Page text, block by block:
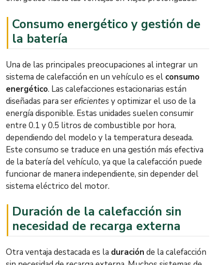
Consumo energético y gestión de
la batería
Una de las principales preocupaciones al integrar un
sistema de calefacción en un vehículo es el consumo
energético. Las calefacciones estacionarias están
diseñadas para sereficientesy optimizar el uso de la
energía disponible. Estas unidades suelen consumir
entre 0.1 y 0.5 litros de combustible por hora,
dependiendo del modelo y la temperatura deseada.
Este consumo se traduce en una gestión más efectiva
de la batería del vehículo, ya que la calefacción puede
funcionar de manera independiente, sin depender del
sistema eléctrico del motor.
Duración de la calefacción sin
necesidad de recarga externa
Otra ventaja destacada es la duración de la calefacción